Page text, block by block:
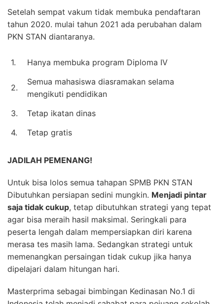
Setelah sempat vakum tidak membuka pendaftaran
tahun 2020. mulai tahun 2021 ada perubahan dalam
PKN STAN diantaranya.
1. Hanya membuka program Diploma IV
2.
Semua mahasiswa diasramakan selama
mengikuti pendidikan
3.
Tetap ikatan dinas
4.
Tetap gratis
JADILAH PEMENANG!
Untuk bisa lolos semua tahapan SPMB PKN STAN
Dibutuhkan persiapan sedini mungkin. Menjadi pintar
saja tidak cukup, tetap dibutuhkan strategi yang tepat
agar bisa meraih hasil maksimal. Seringkali para
peserta lengah dalam mempersiapkan diri karena
merasa tes masih lama. Sedangkan strategi untuk
memenangkan persaingan tidak cukup jika hanya
dipelajari dalam hitungan hari.
Masterprima sebagai bimbingan Kedinasan No.1 di